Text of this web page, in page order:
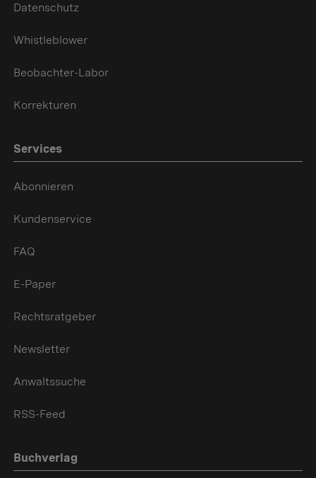
Datenschutz
Whistleblower
Beobachter-Labor
Korrekturen
Services
Abonnieren
Kundenservice
FAQ
E-Paper
Rechtsratgeber
Newsletter
Anwaltssuche
RSS-Feed
Buchverlag